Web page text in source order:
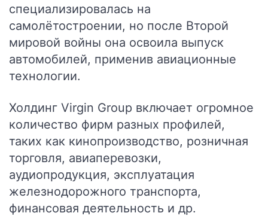
специализировалась на
самолётостроении, но после Второй
мировой войны она освоила выпуск
автомобилей, применив авиационные
технологии.
Холдинг Virgin Group включает огромное
количество фирм разных профилей,
таких как кинопроизводство, розничная
торговля, авиаперевозки,
аудиопродукция, эксплуатация
железнодорожного транспорта,
финансовая деятельность и др.